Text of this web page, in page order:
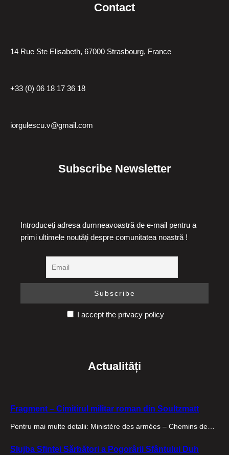
Contact
14 Rue Ste Elisabeth, 67000 Strasbourg, France
+33 (0) 06 18 17 36 18
iorgulescu.v@gmail.com
Subscribe Newsletter
Introduceți adresa dumneavoastră de e-mail pentru a
primi ultimele noutăți despre comunitatea noastră !
I accept the privacy policy
Actualități
Fragment – Cimitirul militar roman din Soultzmatt
Pentru mai multe detalii: Ministère des armées – Chemins de…
Slujba Sfintei Sărbători a Pogorârii Sfântului Duh